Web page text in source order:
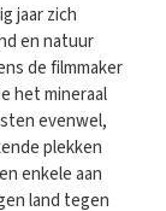
jaar zich
en natuur
de filmmaker
het mineraal
evenwel,
plekken
enkele aan
land tegen